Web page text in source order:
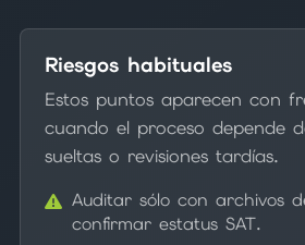
Riesgos habituales
Estos puntos aparecen con
cuando el proceso depende
sueltas o revisiones tardías.
Auditar sólo con archivos
confirmar estatus SAT.